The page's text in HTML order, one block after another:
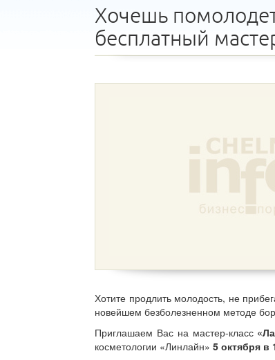
Хочешь
бесплатный
Хотите продлить молодость, не
новейшем безболезненном методе
Приглашаем Вас на мастер-класс
косметологии «Линлайн» 5 октября в